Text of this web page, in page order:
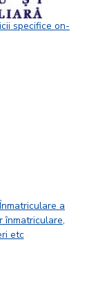
specifice on-
a
înmatriculare,
etc